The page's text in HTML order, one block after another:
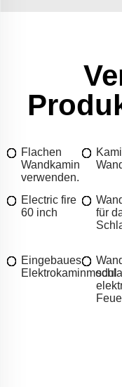
Flachen
Wandkamin
verwenden.
Electric fire
60 inch
für
Eingebaues
Elektrokaminmodul